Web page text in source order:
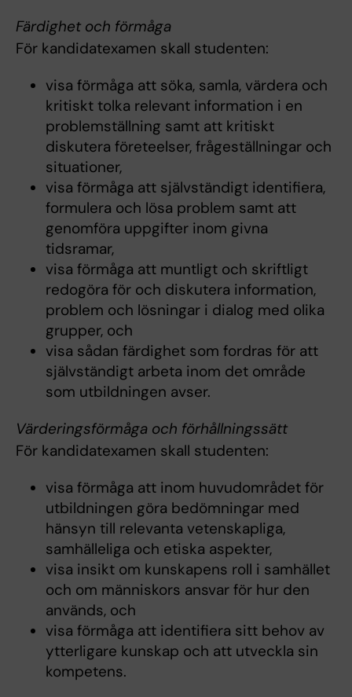
Färdighet och förmåga
För kandidatexamen skall studenten:
visa förmåga att söka, samla, värdera och
kritiskt tolka relevant information i en
problemställning samt att kritiskt
diskutera företeelser, frågeställningar och
situationer,
visa förmåga att självständigt identifiera,
formulera och lösa problem samt att
genomföra uppgifter inom givna
tidsramar,
visa förmåga att muntligt och skriftligt
redogöra för och diskutera information,
problem och lösningar i dialog med olika
grupper, och
visa sådan färdighet som fordras för att
självständigt arbeta inom det område
som utbildningen avser.
Värderingsförmåga och förhållningssätt
För kandidatexamen skall studenten:
visa förmåga att inom huvudområdet för
utbildningen göra bedömningar med
hänsyn till relevanta vetenskapliga,
samhälleliga och etiska aspekter,
visa insikt om kunskapens roll i samhället
och om människors ansvar för hur den
används, och
visa förmåga att identifiera sitt behov av
ytterligare kunskap och att utveckla sin
kompetens.